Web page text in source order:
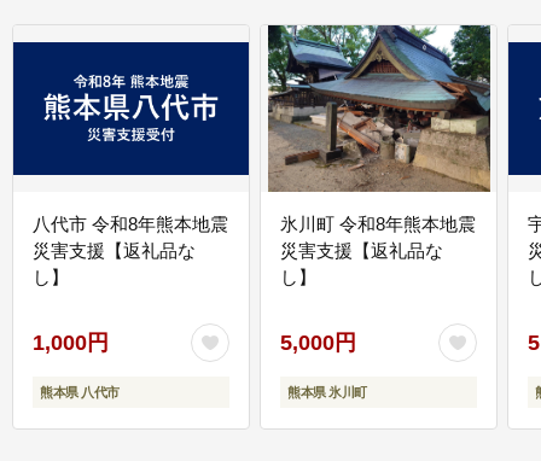
八代市 令和8年熊本地震
災害支援【返礼品な
し】
1,000円
熊本県 八代市
氷川町 令和8年熊本地震
災害支援【返礼品な
し】
5,000円
熊本県 氷川町